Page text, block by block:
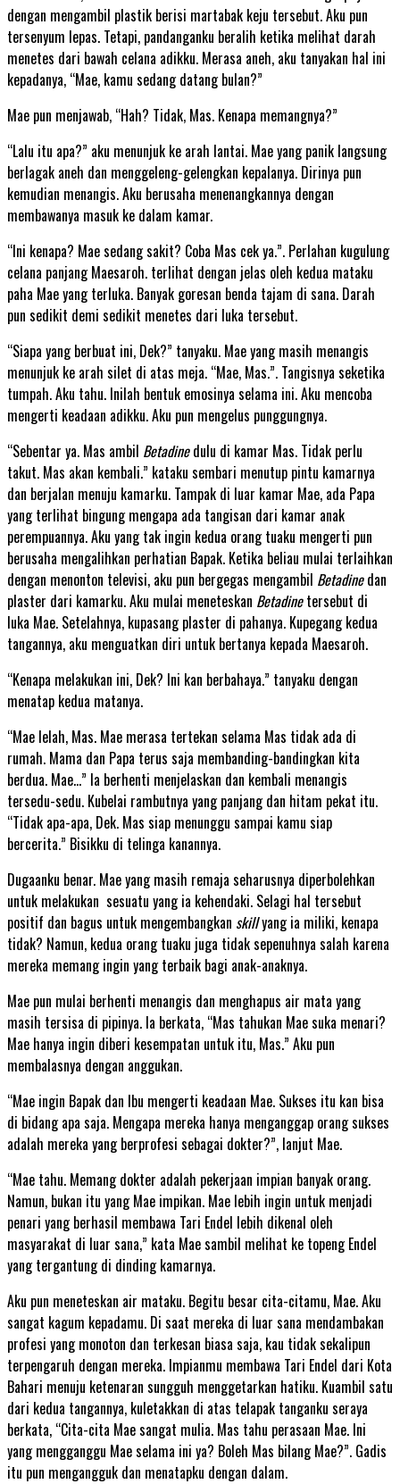
dengan mengambil plastik berisi martabak keju tersebut. Aku pun
tersenyum lepas. Tetapi, pandanganku beralih ketika melihat darah
menetes dari bawah celana adikku. Merasa aneh, aku tanyakan hal ini
kepadanya, “Mae, kamu sedang datang bulan?”
Mae pun menjawab, “Hah? Tidak, Mas. Kenapa memangnya?”
“Lalu itu apa?” aku menunjuk ke arah lantai. Mae yang panik langsung
berlagak aneh dan menggeleng-gelengkan kepalanya. Dirinya pun
kemudian menangis. Aku berusaha menenangkannya dengan
membawanya masuk ke dalam kamar.
“Ini kenapa? Mae sedang sakit? Coba Mas cek ya.”. Perlahan kugulung
celana panjang Maesaroh. terlihat dengan jelas oleh kedua mataku
paha Mae yang terluka. Banyak goresan benda tajam di sana. Darah
pun sedikit demi sedikit menetes dari luka tersebut.
“Siapa yang berbuat ini, Dek?” tanyaku. Mae yang masih menangis
menunjuk ke arah silet di atas meja. “Mae, Mas.”. Tangisnya seketika
tumpah. Aku tahu. Inilah bentuk emosinya selama ini. Aku mencoba
mengerti keadaan adikku. Aku pun mengelus punggungnya.
“Sebentar ya. Mas ambil Betadinedulu di kamar Mas. Tidak perlu
takut. Mas akan kembali.” kataku sembari menutup pintu kamarnya
dan berjalan menuju kamarku. Tampak di luar kamar Mae, ada Papa
yang terlihat bingung mengapa ada tangisan dari kamar anak
perempuannya. Aku yang tak ingin kedua orang tuaku mengerti pun
berusaha mengalihkan perhatian Bapak. Ketika beliau mulai terlaihkan
dengan menonton televisi, aku pun bergegas mengambil Betadinedan
plaster dari kamarku. Aku mulai meneteskan Betadinetersebut di
luka Mae. Setelahnya, kupasang plaster di pahanya. Kupegang kedua
tangannya, aku menguatkan diri untuk bertanya kepada Maesaroh.
“Kenapa melakukan ini, Dek? Ini kan berbahaya.” tanyaku dengan
menatap kedua matanya.
“Mae lelah, Mas. Mae merasa tertekan selama Mas tidak ada di
rumah. Mama dan Papa terus saja membanding-bandingkan kita
berdua. Mae…” Ia berhenti menjelaskan dan kembali menangis
tersedu-sedu. Kubelai rambutnya yang panjang dan hitam pekat itu.
“Tidak apa-apa, Dek. Mas siap menunggu sampai kamu siap
bercerita.” Bisikku di telinga kanannya.
Dugaanku benar. Mae yang masih remaja seharusnya diperbolehkan
untuk melakukan sesuatu yang ia kehendaki. Selagi hal tersebut
positif dan bagus untuk mengembangkan skillyang ia miliki, kenapa
tidak? Namun, kedua orang tuaku juga tidak sepenuhnya salah karena
mereka memang ingin yang terbaik bagi anak-anaknya.
Mae pun mulai berhenti menangis dan menghapus air mata yang
masih tersisa di pipinya. Ia berkata, “Mas tahukan Mae suka menari?
Mae hanya ingin diberi kesempatan untuk itu, Mas.” Aku pun
membalasnya dengan anggukan.
“Mae ingin Bapak dan Ibu mengerti keadaan Mae. Sukses itu kan bisa
di bidang apa saja. Mengapa mereka hanya menganggap orang sukses
adalah mereka yang berprofesi sebagai dokter?”, lanjut Mae.
“Mae tahu. Memang dokter adalah pekerjaan impian banyak orang.
Namun, bukan itu yang Mae impikan. Mae lebih ingin untuk menjadi
penari yang berhasil membawa Tari Endel lebih dikenal oleh
masyarakat di luar sana,” kata Mae sambil melihat ke topeng Endel
yang tergantung di dinding kamarnya.
Aku pun meneteskan air mataku. Begitu besar cita-citamu, Mae. Aku
sangat kagum kepadamu. Di saat mereka di luar sana mendambakan
profesi yang monoton dan terkesan biasa saja, kau tidak sekalipun
terpengaruh dengan mereka. Impianmu membawa Tari Endel dari Kota
Bahari menuju ketenaran sungguh menggetarkan hatiku. Kuambil satu
dari kedua tangannya, kuletakkan di atas telapak tanganku seraya
berkata, “Cita-cita Mae sangat mulia. Mas tahu perasaan Mae. Ini
yang mengganggu Mae selama ini ya? Boleh Mas bilang Mae?”. Gadis
itu pun mengangguk dan menatapku dengan dalam.